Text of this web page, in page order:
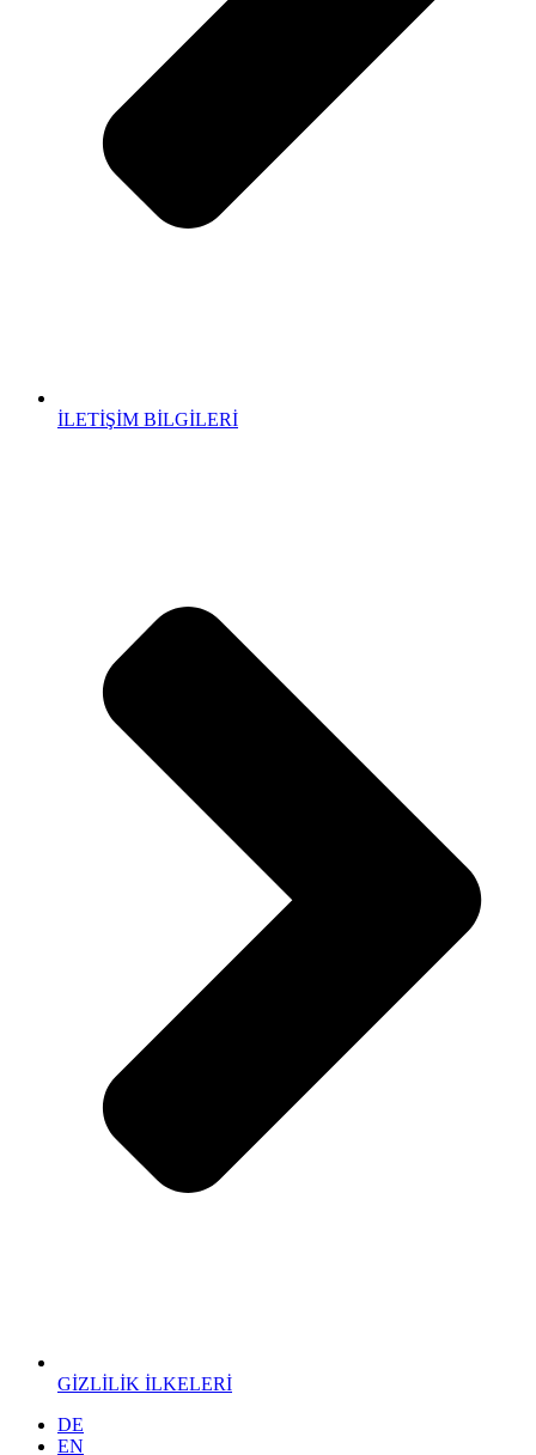
İLETİŞİM BİLGİLERİ
GİZLİLİK İLKELERİ
DE
EN